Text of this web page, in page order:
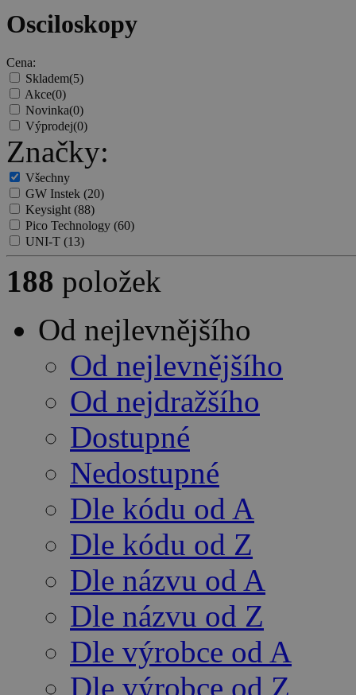
Osciloskopy
Cena:
Skladem(5)
Akce(0)
Novinka(0)
Výprodej(0)
Značky:
Všechny
GW Instek (20)
Keysight(88)
Pico Technology (60)
UNI-T (13)
188 položek
Od nejlevnějšího
Od nejlevnějšího
Od nejdražšího
Dostupné
Nedostupné
Dle kódu od A
Dle kódu od Z
Dle názvu od A
Dle názvu od Z
Dle výrobce od A
Dle výrobce od Z